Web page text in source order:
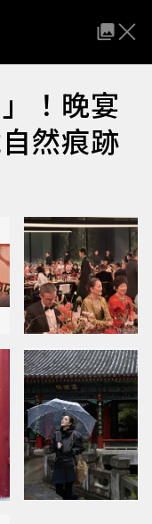
！晚宴
然痕跡